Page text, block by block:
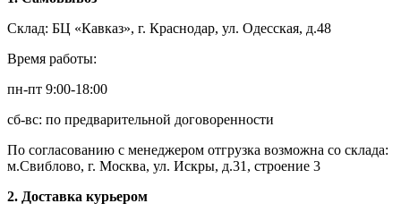
Склад: БЦ «Кавказ», г. Краснодар, ул. Одесская, д.48
Время работы:
пн-пт 9:00-18:00
сб-вс: по предварительной договоренности
По согласованию с менеджером отгрузка возможна со склада:
м.Свиблово, г. Москва, ул. Искры, д.31, строение 3
2. Доставка курьером